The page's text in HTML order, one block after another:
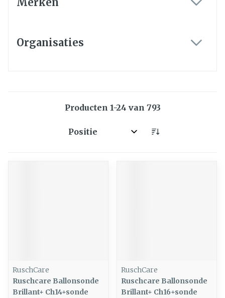
Organisaties
Producten 1-24 van 793
Sorteer op:
RuschCare
Ruschcare Ballonsonde
Brillant+ Ch14+sonde
RuschCare
Ruschcare Ballonsonde
Brillant+ Ch16+sonde